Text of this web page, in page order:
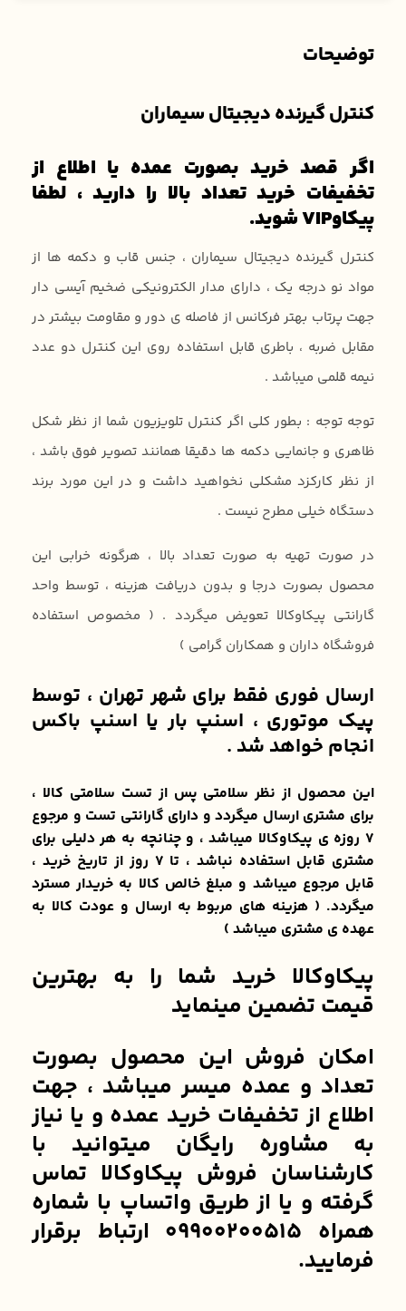
توضیحات
کنترل گیرنده دیجیتال سیماران
اگر قصد خرید بصورت عمده یا اطلاع از
تخفیفات خرید تعداد بالا را دارید ، لطفا
پیکاوVIP شوید.
کنترل گیرنده دیجیتال سیماران ، جنس قاب و دکمه ها از
مواد نو درجه یک ، دارای مدار الکترونیکی ضخیم آیسی دار
جهت پرتاب بهتر فرکانس از فاصله ی دور و مقاومت بیشتر در
مقابل ضربه ، باطری قابل استفاده روی این کنترل دو عدد
نیمه قلمی میباشد .
توجه توجه : بطور کلی اگر کنترل تلویزیون شما از نظر شکل
ظاهری و جانمایی دکمه ها دقیقا همانند تصویر فوق باشد ،
از نظر کارکزد مشکلی نخواهید داشت و در این مورد برند
دستگاه خیلی مطرح نیست .
در صورت تهیه به صورت تعداد بالا ، هرگونه خرابی این
محصول بصورت درجا و بدون دریافت هزینه ، توسط واحد
گارانتی پیکاوکالا تعویض میگردد . ( مخصوص استفاده
فروشگاه داران و همکاران گرامی )
ارسال فوری فقط برای شهر تهران ، توسط
پیک موتوری ، اسنپ بار یا اسنپ باکس
انجام خواهد شد .
این محصول از نظر سلامتی پس از تست سلامتی کالا ،
برای مشتری ارسال میگردد و دارای گارانتی تست و مرجوع
۷ روزه ی پیکاوکالا میباشد ، و چنانچه به هر دلیلی برای
مشتری قابل استفاده نباشد ، تا ۷ روز از تاریخ خرید ،
قابل مرجوع میباشد و مبلغ خالص کالا به خریدار مسترد
میگردد. ( هزینه های مربوط به ارسال و عودت کالا به
عهده ی مشتری میباشد )
پیکاوکالا خرید شما را به بهترین
قیمت تضمین مینماید
امکان فروش این محصول بصورت
تعداد و عمده میسر میباشد ، جهت
اطلاع از تخفیفات خرید عمده و یا نیاز
به مشاوره رایگان میتوانید با
کارشناسان فروش پیکاوکالا تماس
گرفته و یا از طریق واتساپ با شماره
همراه 09900200515 ارتباط برقرار
فرمایید.